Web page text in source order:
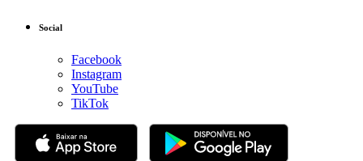
Social
Facebook
Instagram
YouTube
TikTok